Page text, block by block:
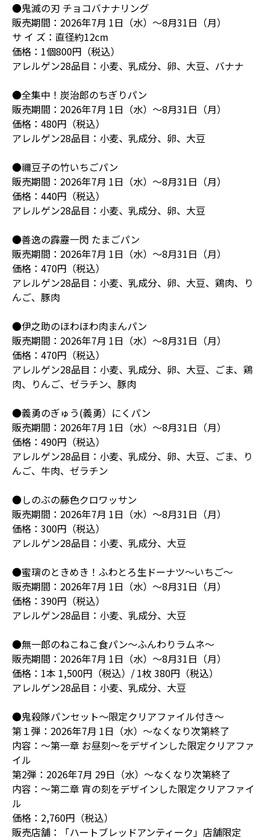
●鬼滅の刃 チョコバナナリング
販売期間：2026年7月 1日（水）〜8月31日（月）
サ イ ズ：直径約12cm
価格：1個800円（税込）
アレルゲン28品目：小麦、乳成分、卵、大豆、バナナ
●全集中！炭治郎のちぎりパン
販売期間：2026年7月 1日（水）〜8月31日（月）
価格：480円（税込）
アレルゲン28品目：小麦、乳成分、卵、大豆
●禰豆子の竹いちごパン
販売期間：2026年7月 1日（水）〜8月31日（月）
価格：440円（税込）
アレルゲン28品目：小麦、乳成分、卵、大豆
●善逸の霹靂一閃 たまごパン
販売期間：2026年7月 1日（水）〜8月31日（月）
価格：470円（税込）
アレルゲン28品目：小麦、乳成分、卵、大豆、鶏肉、り
んご、豚肉
●伊之助のほわほわ肉まんパン
販売期間：2026年7月 1日（水）〜8月31日（月）
価格：470円（税込）
アレルゲン28品目：小麦、乳成分、卵、大豆、ごま、鶏
肉、りんご、ゼラチン、豚肉
●義勇のぎゅう(義勇）にくパン
販売期間：2026年7月 1日（水）〜8月31日（月）
価格：490円（税込）
アレルゲン28品目：小麦、乳成分、卵、大豆、ごま、り
んご、牛肉、ゼラチン
●しのぶの藤色クロワッサン
販売期間：2026年7月 1日（水）〜8月31日（月）
価格：300円（税込）
アレルゲン28品目：小麦、乳成分、大豆
●蜜璃のときめき！ふわとろ生ドーナツ～いちご～
販売期間：2026年7月 1日（水）〜8月31日（月）
価格：390円（税込）
アレルゲン28品目：小麦、乳成分、大豆
●無一郎のねこねこ食パン～ふんわりラムネ～
販売期間：2026年7月 1日（水）〜8月31日（月）
価格：1本 1,500円（税込）/ 1枚 380円（税込）
アレルゲン28品目：小麦、乳成分、大豆
●鬼殺隊パンセット～限定クリアファイル付き～
第１弾：2026年7月 1日（水）〜なくなり次第終了
内容：～第一章 お昼刻～をデザインした限定クリアファ
イル
第2弾：2026年7月 29日（水）〜なくなり次第終了
内容：～第二章 宵の刻をデザインした限定クリアファイ
ル
価格：2,760円（税込）
販売店舗：「ハートブレッドアンティーク」店舗限定